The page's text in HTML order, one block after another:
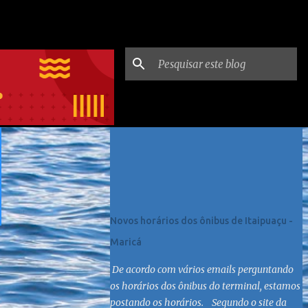
Postagens mais visitadas
Novos horários dos ônibus de Itaipuaçu -
Maricá
De acordo com vários emails perguntando
os horários dos ônibus do terminal, estamos
postando os horários. Segundo o site da